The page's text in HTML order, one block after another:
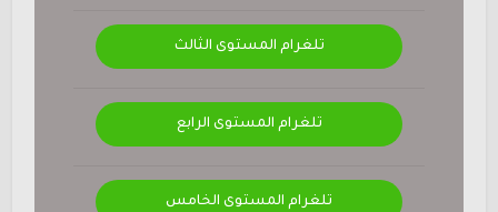
تلغرام المستوى الثالث
تلغرام المستوى الرابع
تلغرام المستوى الخامس